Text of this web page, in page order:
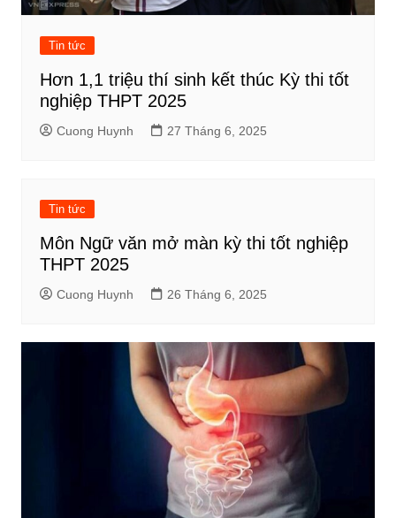
Tin tức
Hơn 1,1 triệu thí sinh kết thúc Kỳ thi tốt
nghiệp THPT 2025
Cuong Huynh 27 Tháng 6, 2025
Tin tức
Môn Ngữ văn mở màn kỳ thi tốt nghiệp
THPT 2025
Cuong Huynh 26 Tháng 6, 2025